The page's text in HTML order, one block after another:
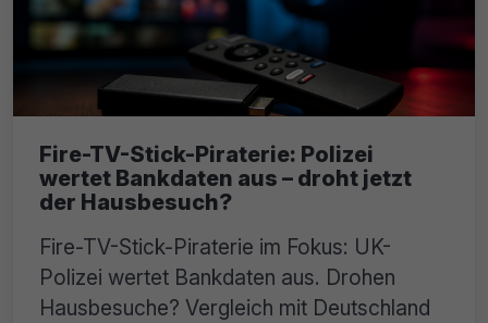
Fire-TV-Stick-Piraterie: Polizei
wertet Bankdaten aus – droht jetzt
der Hausbesuch?
Fire-TV-Stick-Piraterie im Fokus: UK-
Polizei wertet Bankdaten aus. Drohen
Hausbesuche? Vergleich mit Deutschland